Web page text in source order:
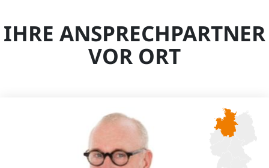
IHRE ANSPRECHPARTNER
VOR ORT